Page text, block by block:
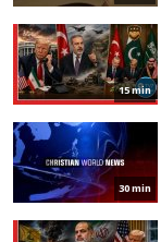
15 min
30 min